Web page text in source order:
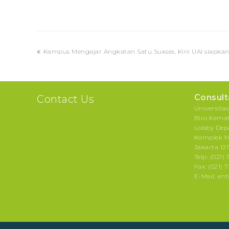
previous
Kampus Mengajar Angkatan Satu Sukses, Kini UAI
Contact Us
Biro
Lobby
Komplek
Jakarta
Telp: (021)
Fax: (021)
E-Mail: